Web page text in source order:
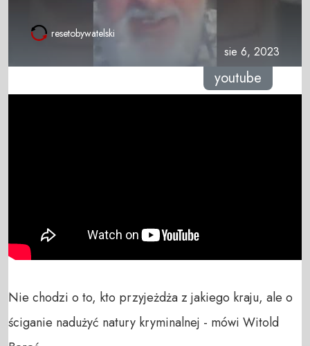
resetobywatelski
sie 6, 2023
youtube
Nie chodzi o to, kto przyjeżdża z jakiego kraju, ale o
ściganie nadużyć natury kryminalnej - mówi Witold